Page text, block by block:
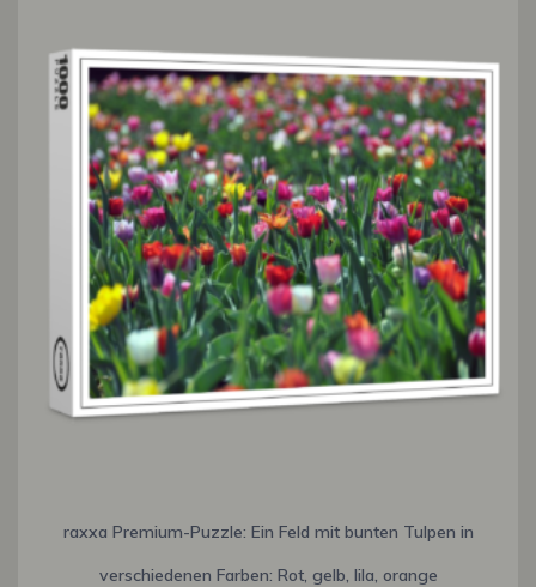
raxxa Premium-Puzzle: Ein Feld mit bunten Tulpen in
verschiedenen Farben: Rot, gelb, lila, orange